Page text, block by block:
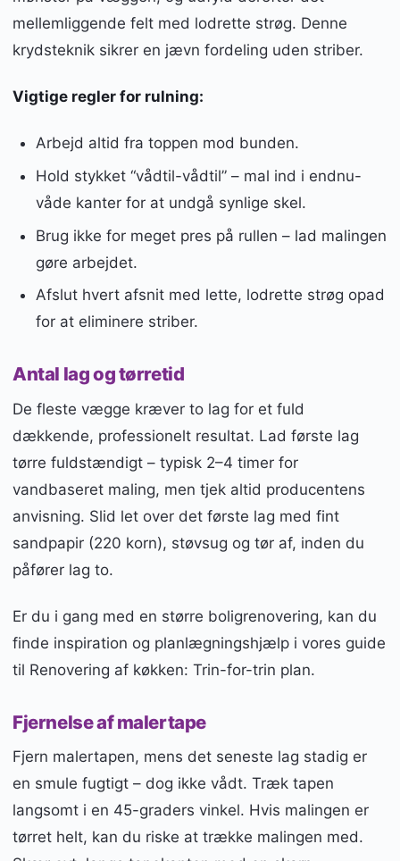
mellemliggende felt med lodrette strøg. Denne
krydsteknik sikrer en jævn fordeling uden striber.
Vigtige regler for rulning:
Arbejd altid fra toppen mod bunden.
Hold stykket “vådtil-vådtil” – mal ind i endnu-
våde kanter for at undgå synlige skel.
Brug ikke for meget pres på rullen – lad malingen
gøre arbejdet.
Afslut hvert afsnit med lette, lodrette strøg opad
for at eliminere striber.
Antal lag og tørretid
De fleste vægge kræver to lag for et fuld
dækkende, professionelt resultat. Lad første lag
tørre fuldstændigt – typisk 2–4 timer for
vandbaseret maling, men tjek altid producentens
anvisning. Slid let over det første lag med fint
sandpapir (220 korn), støvsug og tør af, inden du
påfører lag to.
Er du i gang med en større boligrenovering, kan du
finde inspiration og planlægningshjælp i vores guide
til Renovering af køkken: Trin-for-trin plan.
Fjernelse af malertape
Fjern malertapen, mens det seneste lag stadig er
en smule fugtigt – dog ikke vådt. Træk tapen
langsomt i en 45-graders vinkel. Hvis malingen er
tørret helt, kan du riske at trække malingen med.